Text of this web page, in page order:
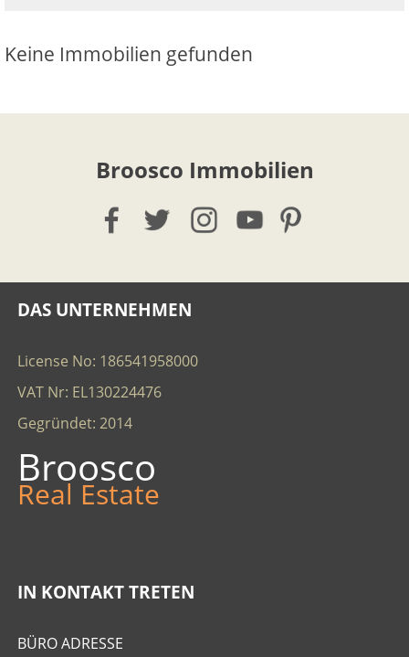
Keine Immobilien gefunden
Broosco Immobilien
DAS UNTERNEHMEN
License No: 186541958000
VAT Nr: EL130224476
Gegründet: 2014
Broosco
Real Estate
IN KONTAKT TRETEN
BÜRO ADRESSE